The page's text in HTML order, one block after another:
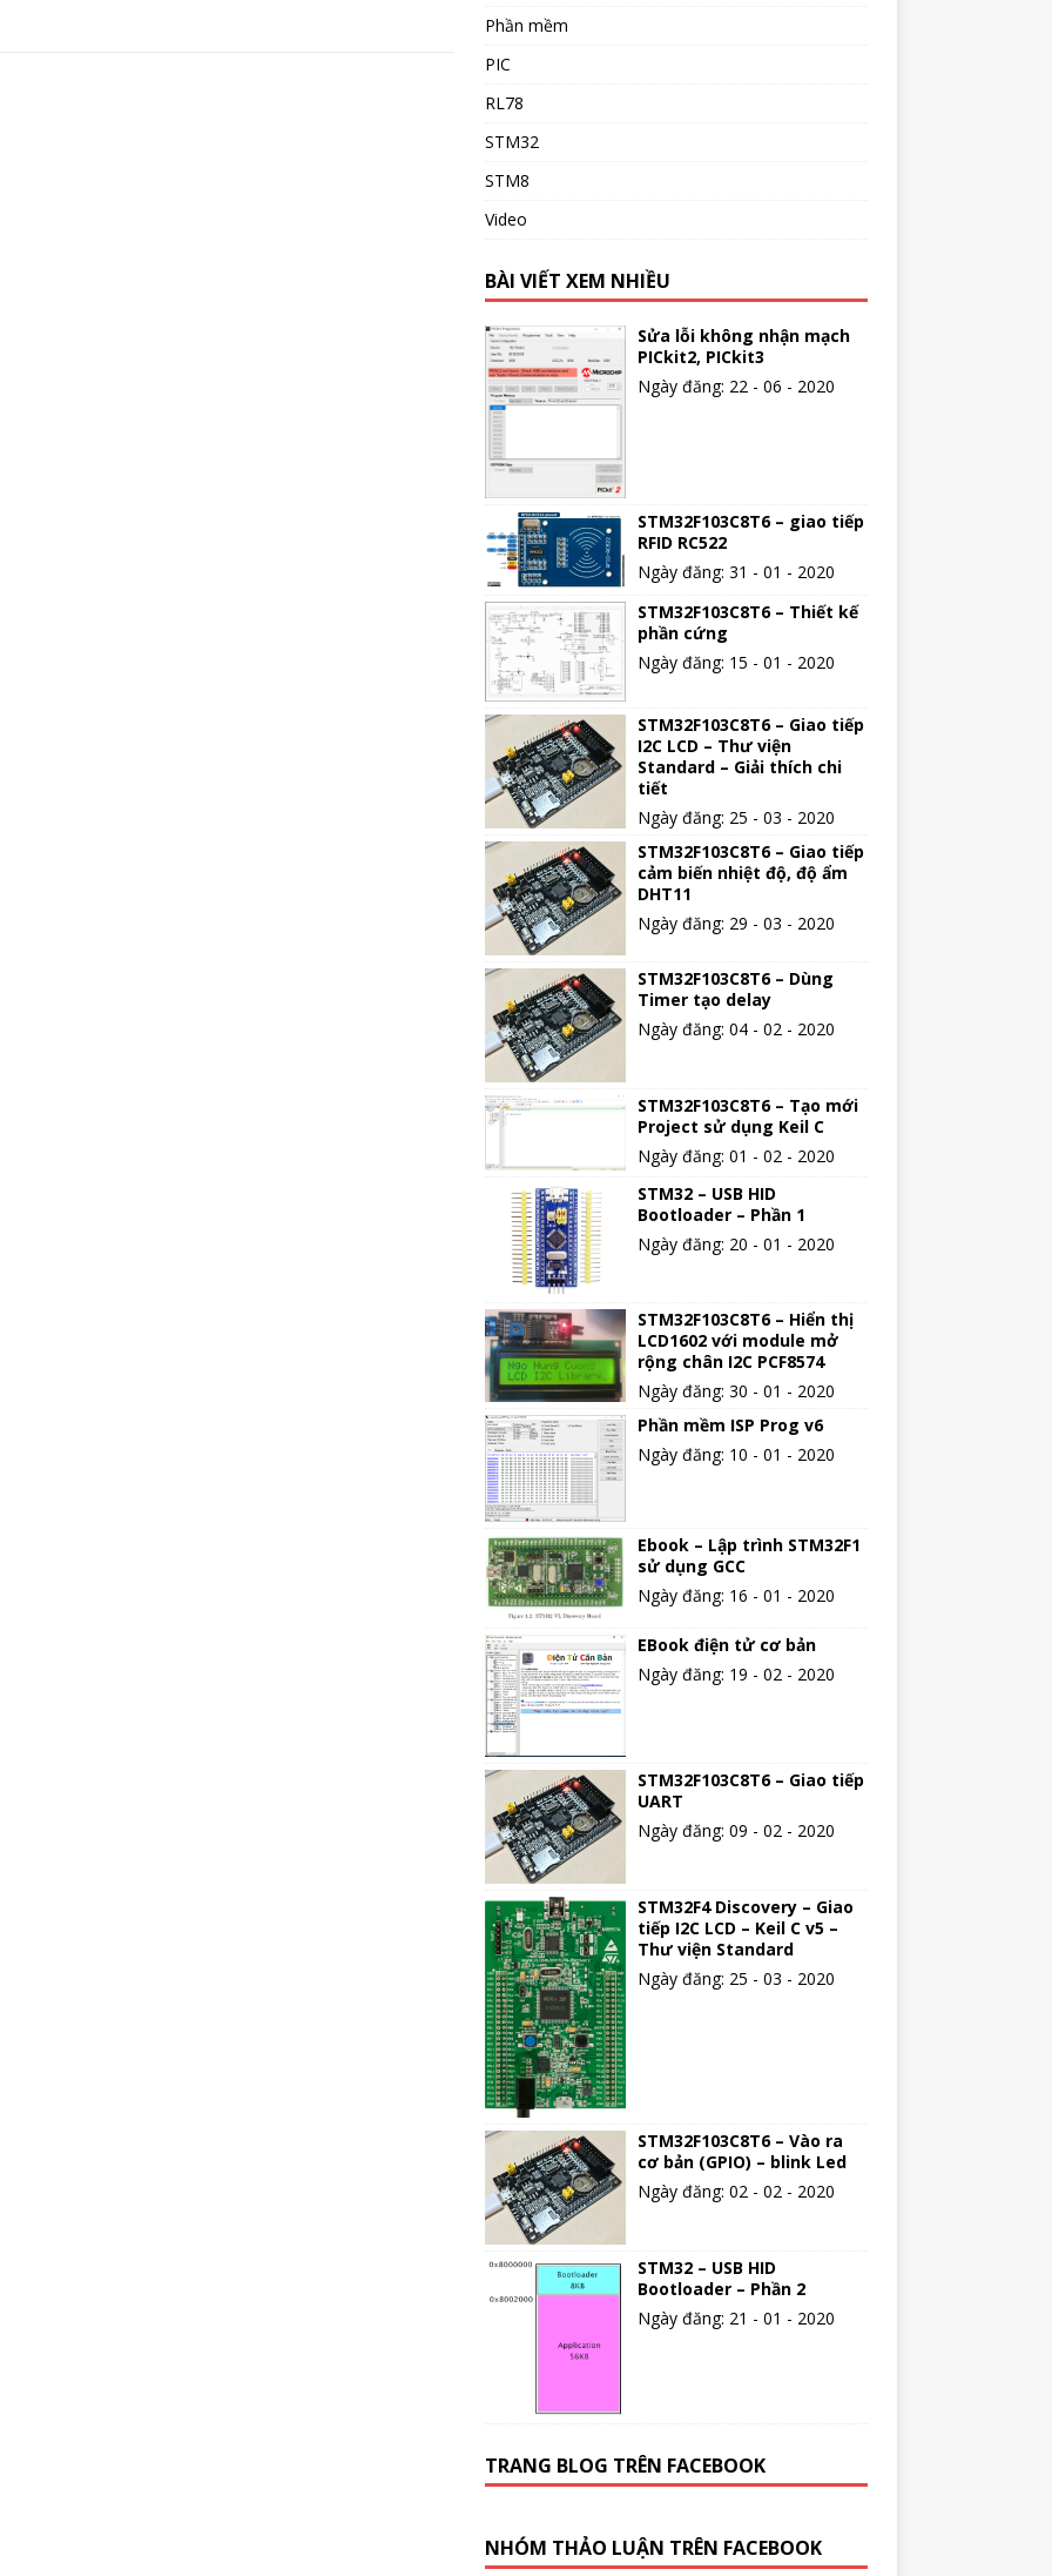
Phần mềm
PIC
RL78
STM32
STM8
Video
BÀI VIẾT XEM NHIỀU
Sửa lỗi không nhận mạch
PICkit2, PICkit3
Ngày đăng: 22 - 06 - 2020
STM32F103C8T6 – giao tiếp
RFID RC522
Ngày đăng: 31 - 01 - 2020
STM32F103C8T6 – Thiết kế
phần cứng
Ngày đăng: 15 - 01 - 2020
STM32F103C8T6 – Giao tiếp
I2C LCD – Thư viện
Standard – Giải thích chi
tiết
Ngày đăng: 25 - 03 - 2020
STM32F103C8T6 – Giao tiếp
cảm biến nhiệt độ, độ ẩm
DHT11
Ngày đăng: 29 - 03 - 2020
STM32F103C8T6 – Dùng
Timer tạo delay
Ngày đăng: 04 - 02 - 2020
STM32F103C8T6 – Tạo mới
Project sử dụng Keil C
Ngày đăng: 01 - 02 - 2020
STM32 – USB HID
Bootloader – Phần 1
Ngày đăng: 20 - 01 - 2020
STM32F103C8T6 – Hiển thị
LCD1602 với module mở
rộng chân I2C PCF8574
Ngày đăng: 30 - 01 - 2020
Phần mềm ISP Prog v6
Ngày đăng: 10 - 01 - 2020
Ebook – Lập trình STM32F1
sử dụng GCC
Ngày đăng: 16 - 01 - 2020
EBook điện tử cơ bản
Ngày đăng: 19 - 02 - 2020
STM32F103C8T6 – Giao tiếp
UART
Ngày đăng: 09 - 02 - 2020
STM32F4 Discovery – Giao
tiếp I2C LCD – Keil C v5 –
Thư viện Standard
Ngày đăng: 25 - 03 - 2020
STM32F103C8T6 – Vào ra
cơ bản (GPIO) – blink Led
Ngày đăng: 02 - 02 - 2020
STM32 – USB HID
Bootloader – Phần 2
Ngày đăng: 21 - 01 - 2020
TRANG BLOG TRÊN FACEBOOK
NHÓM THẢO LUẬN TRÊN FACEBOOK